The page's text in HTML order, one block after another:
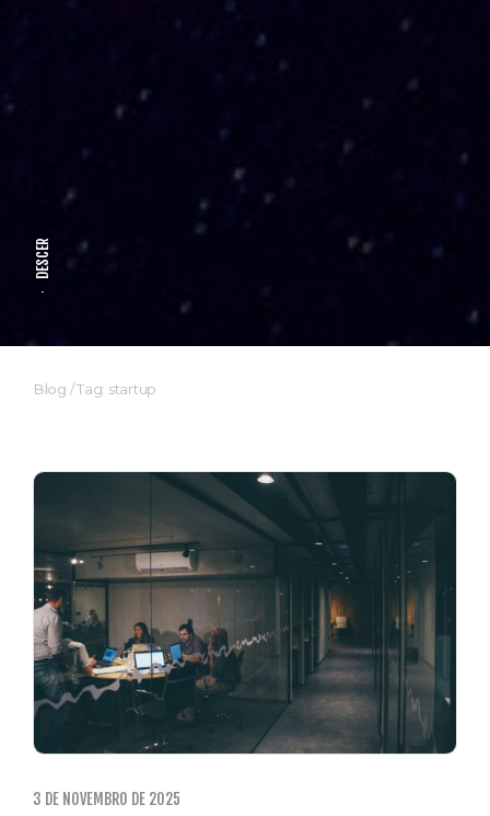
DESCER
Blog /Tag: startup
3 DE NOVEMBRO DE 2025